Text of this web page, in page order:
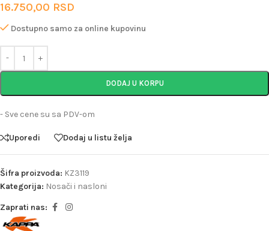
16.750,00 RSD
Dostupno samo za online kupovinu
DODAJ U KORPU
- Sve cene su sa PDV-om
Uporedi Dodaj u listu želja
Šifra proizvoda: KZ3119
Kategorija: Nosači i nasloni
Zaprati nas: